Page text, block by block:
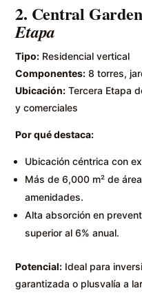
2. Central Garden
Etapa
Tipo: Residencial vertical
Componentes: 8 torres,
Ubicación: Tercera Etapa
y comerciales
Por qué destaca:
Ubicación céntrica con
Más de 6,000 m² de
amenidades.
Alta absorción en
superior al 6% anual.
Potencial: Ideal para
garantizada o plusvalía a